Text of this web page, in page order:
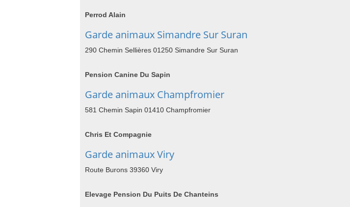
Perrod Alain
Garde animaux Simandre Sur Suran
290 Chemin Sellières 01250 Simandre Sur Suran
Pension Canine Du Sapin
Garde animaux Champfromier
581 Chemin Sapin 01410 Champfromier
Chris Et Compagnie
Garde animaux Viry
Route Burons 39360 Viry
Elevage Pension Du Puits De Chanteins